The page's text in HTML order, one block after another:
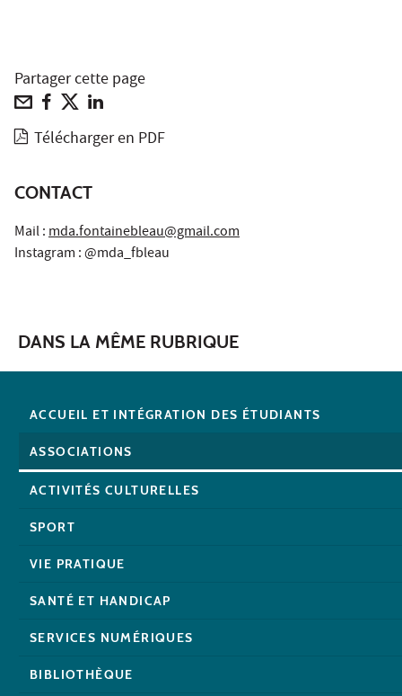
Partager cette page
Télécharger en PDF
CONTACT
Mail :mda.fontainebleau@gmail.com
Instagram : @mda_fbleau
DANS LA MÊME RUBRIQUE
ACCUEIL ET INTÉGRATION DES ÉTUDIANTS
ASSOCIATIONS
ACTIVITÉS CULTURELLES
SPORT
VIE PRATIQUE
SANTÉ ET HANDICAP
SERVICES NUMÉRIQUES
BIBLIOTHÈQUE